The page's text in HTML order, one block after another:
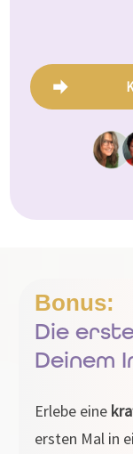
Bonus:
Die
Deinem
Erlebe eine
ersten Mal in